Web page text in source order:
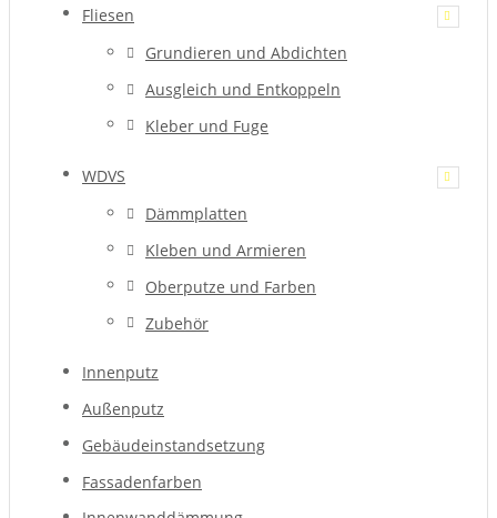
Fliesen
Grundieren und Abdichten
Ausgleich und Entkoppeln
Kleber und Fuge
WDVS
Dämmplatten
Kleben und Armieren
Oberputze und Farben
Zubehör
Innenputz
Außenputz
Gebäudeinstandsetzung
Fassadenfarben